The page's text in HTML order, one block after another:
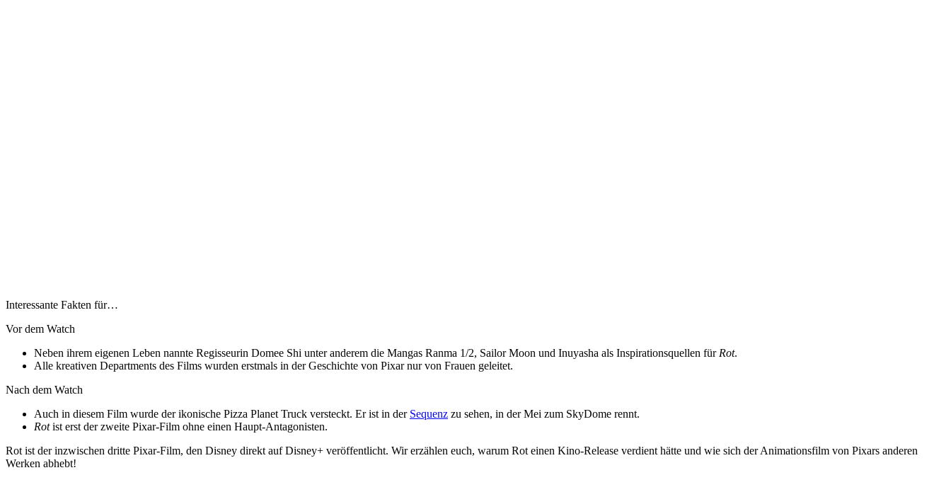
Interessante Fakten für…
Vor dem Watch
Neben ihrem eigenen Leben nannte Regisseurin Domee Shi unter anderem die Mangas Ranma 1/2, Sailor Moon und Inuyasha als Inspirationsquellen für Rot.
Alle kreativen Departments des Films wurden erstmals in der Geschichte von Pixar nur von Frauen geleitet.
Nach dem Watch
Auch in diesem Film wurde der ikonische Pizza Planet Truck versteckt. Er ist in der Sequenz zu sehen, in der Mei zum SkyDome rennt.
Rotist erst der zweite Pixar-Film ohne einen Haupt-Antagonisten.
Rot ist der inzwischen dritte Pixar-Film, den Disney direkt auf Disney+ veröffentlicht. Wir erzählen euch, warum Rot einen Kino-Release verdient hätte und wie sich der Animationsfilm von Pixars anderen
Werken abhebt!